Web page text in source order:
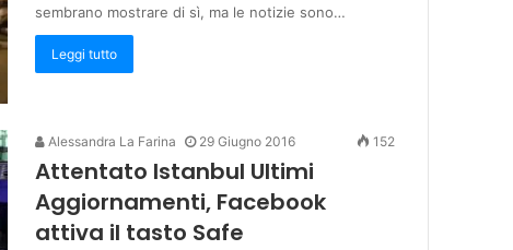
sembrano mostrare di sì, ma le notizie sono…
Leggi tutto
Alessandra La Farina 29 Giugno 2016 152
Attentato Istanbul Ultimi
Aggiornamenti, Facebook
attiva il tasto Safe